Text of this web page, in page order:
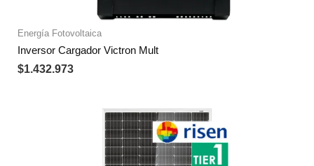
Energía Fotovoltaica
Inversor Cargador Victron Mult
$1.432.973